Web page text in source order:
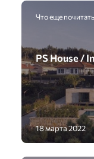
Что еще почитать
PS House /
18 марта 2022